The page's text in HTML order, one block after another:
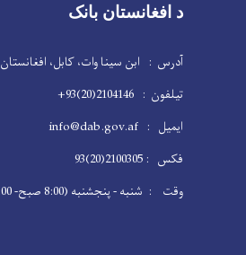
د افغانستان بانک
آدرس : ابن سینا وات، کابل، افغانستان
تیلفون : 2104146(20)93+
ایمیل : info@dab.gov.af
فکس : 2100305(20)93
وقت : شنبه - پنجشنبه (8:00 صبح- 4:00 بعد از ظهر)